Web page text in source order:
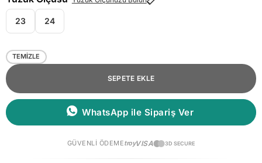
23 24
TEMIZLE
SEPETE EKLE
WhatsApp ile Sipariş Ver
GÜVENLI ÖDEMEtroyVISA 3D SECURE